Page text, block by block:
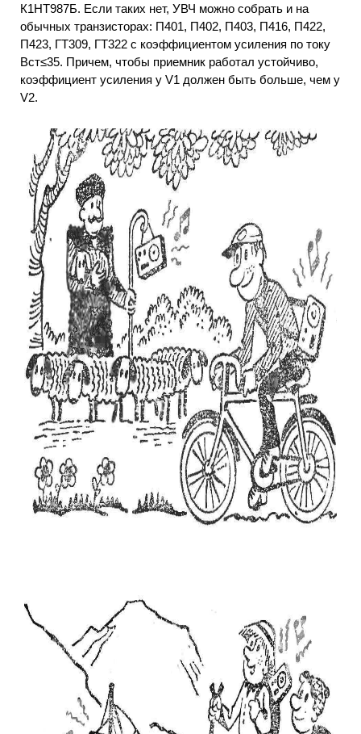
К1НТ987Б. Если таких нет, УВЧ можно собрать и на
обычных транзисторах: П401, П402, П403, П416, П422,
П423, ГТ309, ГТ322 с коэффициентом усиления по току
Вст≤35. Причем, чтобы приемник работал устойчиво,
коэффициент усиления у V1 должен быть больше, чем у
V2.